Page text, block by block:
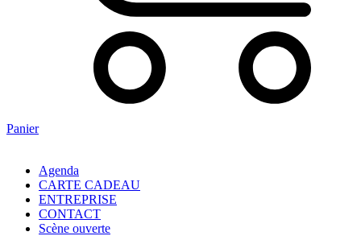
Panier
Agenda
CARTE CADEAU
ENTREPRISE
CONTACT
Scène ouverte